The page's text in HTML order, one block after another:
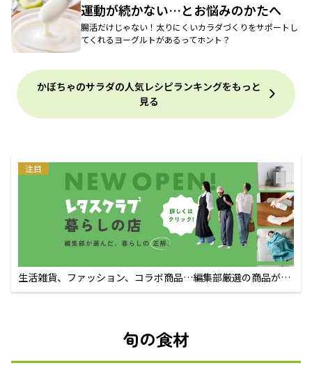
運動が続かない…とお悩みのかたへ
腸活だけじゃない！太りにくいカラダづくりをサポートし
てくれるヨーグルトがあるってホント？
かぼちゃのサラダの人気レシピランキングをもっと
見る
注目
生活雑貨、ファッション、コラボ商品…編集部厳選の商品が買
えるECサイト
旬の食材